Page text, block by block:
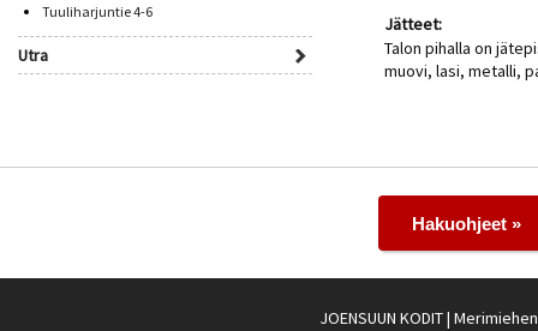
Tuuliharjuntie 4-6
Utra
Jätteet:
Talon pihalla on
muovi, lasi, metalli,
Hakuohjeet »
JOENSUUN KODIT|